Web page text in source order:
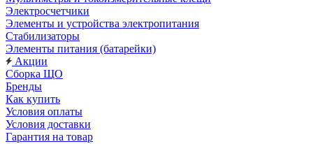
Электросчетчики
Элементы и устройства электропитания
Стабилизаторы
Элементы питания (батарейки)
Акции
Сборка ЩО
Бренды
Как купить
Условия оплаты
Условия доставки
Гарантия на товар